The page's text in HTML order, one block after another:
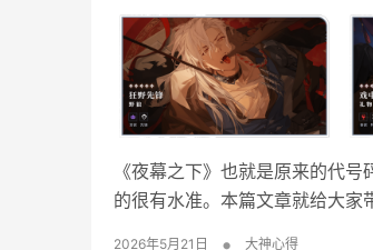
《夜幕之下》也就是原来的代
的很有水准。本篇文章就给大
2026年5月21日 大神心得